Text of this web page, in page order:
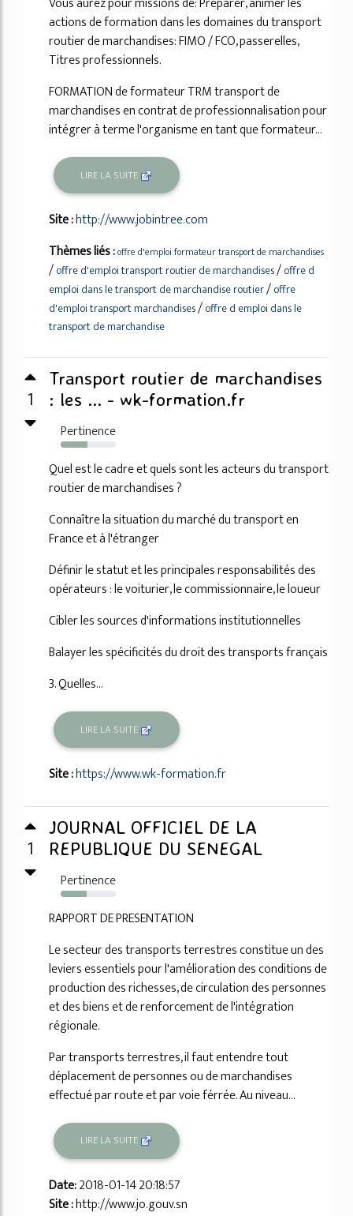
actions de formation dans les domaines du transport
routier de marchandises: FIMO / FCO, passerelles,
Titres professionnels.
FORMATION de formateur TRM transport de
marchandises en contrat de professionnalisation pour
intégrer à terme l'organisme en tant que formateur...
LIRE LA SUITE
Site :http://www.jobintree.com
Thèmes liés :offre d'emploi formateur transport de marchandises
/offre d'emploi transport routier de marchandises/offre d
emploi dans le transport de marchandise routier/offre
d'emploi transport marchandises/offre d emploi dans le
transport de marchandise
1
Transport routier de marchandises
: les ... - wk-formation.fr
Pertinence
48%
Quel est le cadre et quels sont les acteurs du transport
routier de marchandises ?
Connaître la situation du marché du transport en
France et à l'étranger
Définir le statut et les principales responsabilités des
opérateurs : le voiturier, le commissionnaire, le loueur
Cibler les sources d'informations institutionnelles
Balayer les spécificités du droit des transports français
3. Quelles...
LIRE LA SUITE
Site :https://www.wk-formation.fr
1
JOURNAL OFFICIEL DE LA
REPUBLIQUE DU SENEGAL
Pertinence
47%
RAPPORT DE PRESENTATION
Le secteur des transports terrestres constitue un des
leviers essentiels pour l'amélioration des conditions de
production des richesses, de circulation des personnes
et des biens et de renforcement de l'intégration
régionale.
Par transports terrestres, il faut entendre tout
déplacement de personnes ou de marchandises
effectué par route et par voie férrée. Au niveau...
LIRE LA SUITE
Date:2018-01-14 20:18:57
Site :http://www.jo.gouv.sn